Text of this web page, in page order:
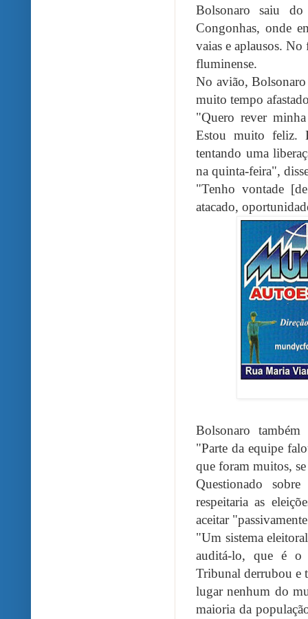
Bolsonaro saiu
Congonhas, onde
vaias e aplausos. No
fluminense.
No avião,
muito tempo
"Quero rever
Estou muito feliz.
tentando uma
na quinta-feira",
"Tenho vontade
atacado,
Bolsonaro também
"Parte da equipe
que foram muitos,
Questionado
respeitaria as
aceitar
"Um sistema
auditá-lo, que é o
Tribunal derrubou e
lugar nenhum do
maioria da